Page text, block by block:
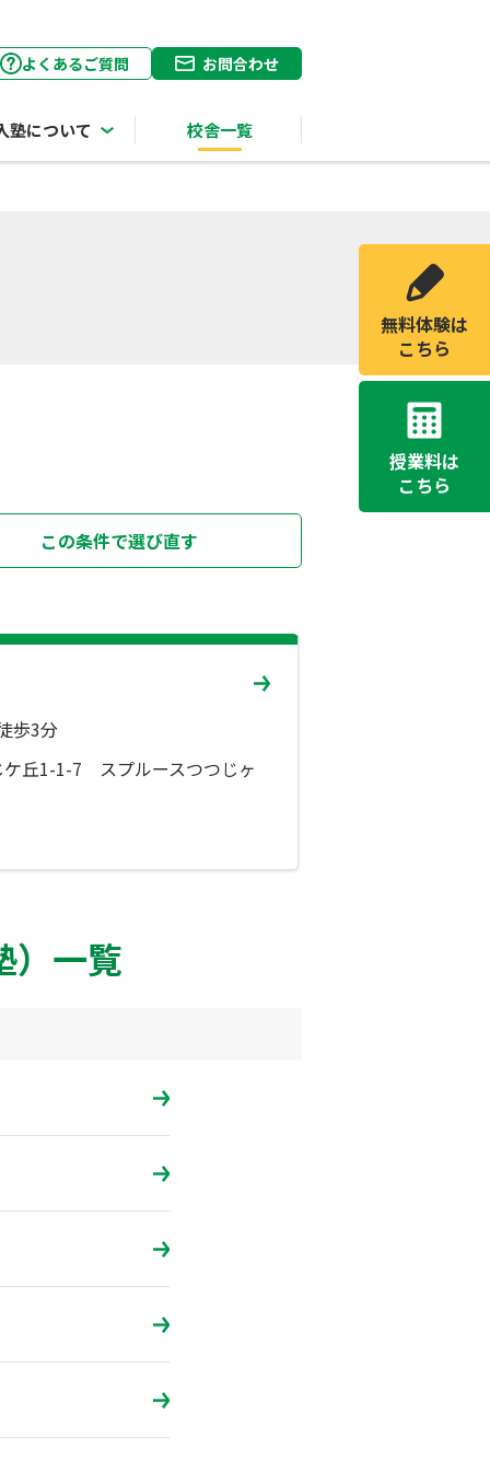
塾について 校舎一覧
よくあるご質問 お問合わせ
この条件で選び直す
歩3分
ケ丘1-1-7 スプルースつつじヶ
）一覧
無料体験は
こちら
授業料は
こちら